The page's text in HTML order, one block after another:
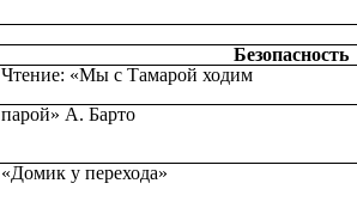
Безопасность
Чтение: «Мы с Тамарой ходим
парой» А. Барто
«Домик у перехода»